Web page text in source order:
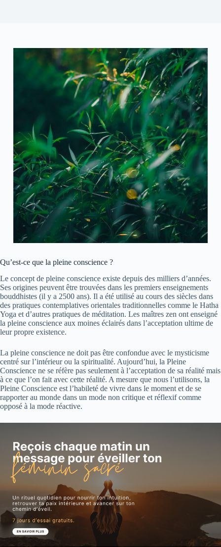
Qu’est-ce que la pleine conscience ?
Le concept de pleine conscience existe depuis des milliers d’années.
Ses origines peuvent être trouvées dans les premiers enseignements
bouddhistes (il y a 2500 ans). Il a été utilisé au cours des siècles dans
des pratiques contemplatives orientales traditionnelles comme le Hatha
Yoga et d’autres pratiques de méditation. Les maîtres zen ont enseigné
la pleine conscience aux moines éclairés dans l’acceptation ultime de
leur propre existence.
La pleine conscience ne doit pas être confondue avec le mysticisme
centré sur l’intérieur ou la spiritualité. Aujourd’hui, la Pleine
Conscience ne se réfère pas seulement à l’acceptation de sa réalité mais
à ce que l’on fait avec cette réalité. A mesure que nous l’utilisons, la
Pleine Conscience est l’habileté de vivre dans le moment et de se
rapporter au monde dans un mode non critique et réflexif comme
opposé à la mode réactive.